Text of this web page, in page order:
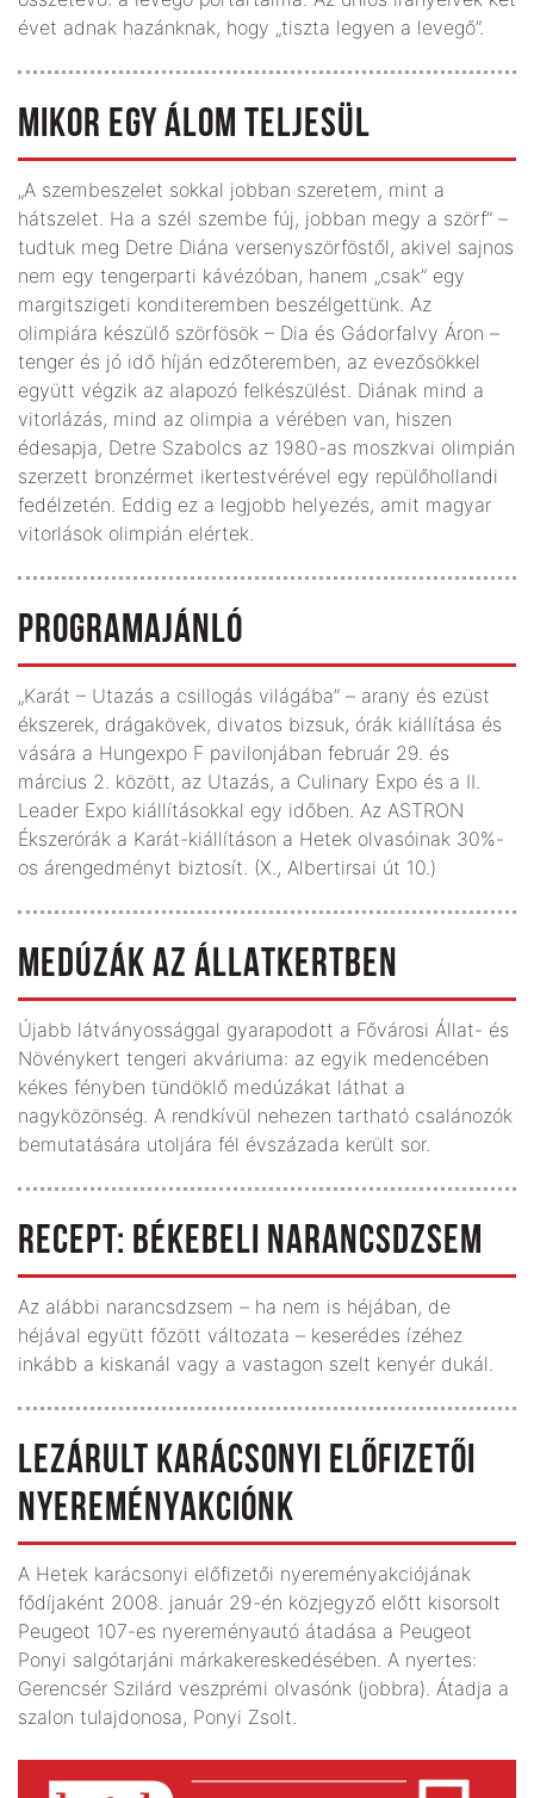
évet adnak hazánknak, hogy „tiszta legyen a levegő”.
MIKOR EGY ÁLOM TELJESÜL
„A szembeszelet sokkal jobban szeretem, mint a
hátszelet. Ha a szél szembe fúj, jobban megy a szörf” –
tudtuk meg Detre Diána versenyszörföstől, akivel sajnos
nem egy tengerparti kávézóban, hanem „csak” egy
margitszigeti konditeremben beszélgettünk. Az
olimpiára készülő szörfösök – Dia és Gádorfalvy Áron –
tenger és jó idő híján edzőteremben, az evezősökkel
együtt végzik az alapozó felkészülést. Diának mind a
vitorlázás, mind az olimpia a vérében van, hiszen
édesapja, Detre Szabolcs az 1980-as moszkvai olimpián
szerzett bronzérmet ikertestvérével egy repülőhollandi
fedélzetén. Eddig ez a legjobb helyezés, amit magyar
vitorlások olimpián elértek.
PROGRAMAJÁNLÓ
„Karát – Utazás a csillogás világába” – arany és ezüst
ékszerek, drágakövek, divatos bizsuk, órák kiállítása és
vására a Hungexpo F pavilonjában február 29. és
március 2. között, az Utazás, a Culinary Expo és a II.
Leader Expo kiállításokkal egy időben. Az ASTRON
Ékszerórák a Karát-kiállításon a Hetek olvasóinak 30%-
os árengedményt biztosít. (X., Albertirsai út 10.)
MEDÚZÁK AZ ÁLLATKERTBEN
Újabb látványossággal gyarapodott a Fővárosi Állat- és
Növénykert tengeri akváriuma: az egyik medencében
kékes fényben tündöklő medúzákat láthat a
nagyközönség. A rendkívül nehezen tartható csalánozók
bemutatására utoljára fél évszázada került sor.
RECEPT: BÉKEBELI NARANCSDZSEM
Az alábbi narancsdzsem – ha nem is héjában, de
héjával együtt főzött változata – keserédes ízéhez
inkább a kiskanál vagy a vastagon szelt kenyér dukál.
LEZÁRULT KARÁCSONYI ELŐFIZETŐI
NYEREMÉNYAKCIÓNK
A Hetek karácsonyi előfizetői nyereményakciójának
fődíjaként 2008. január 29-én közjegyző előtt kisorsolt
Peugeot 107-es nyereményautó átadása a Peugeot
Ponyi salgótarjáni márkakereskedésében. A nyertes:
Gerencsér Szilárd veszprémi olvasónk (jobbra). Átadja a
szalon tulajdonosa, Ponyi Zsolt.